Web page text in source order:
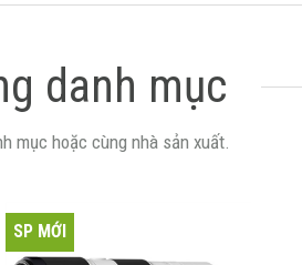
danh mục
mục hoặc cùng nhà sản xuất.
SP MỚI